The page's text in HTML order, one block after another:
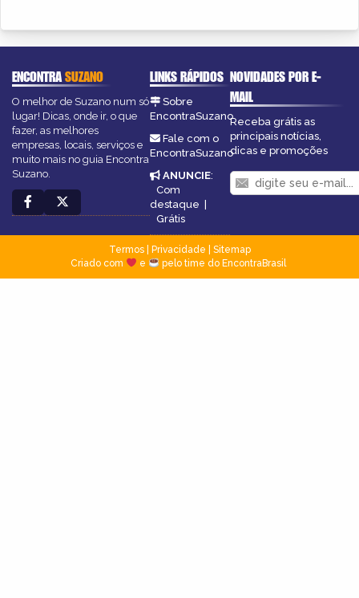
ENCONTRASUZANO
O melhor de Suzano num só
lugar! Dicas, onde ir, o que
fazer, as melhores
empresas, locais, serviços e
muito mais no guia Encontra
Suzano.
LINKS RÁPIDOS
Sobre
EncontraSuzano
Fale com o
EncontraSuzano
ANUNCIE:
Com
destaque |
Grátis
NOVIDADES POR E-
MAIL
Receba grátis as
principais notícias,
dicas e promoções
Termos| Privacidade
Sitemap
Criado com
e pelo time do EncontraBrasil